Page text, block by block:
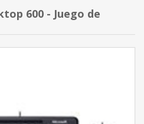
600 - Juego de